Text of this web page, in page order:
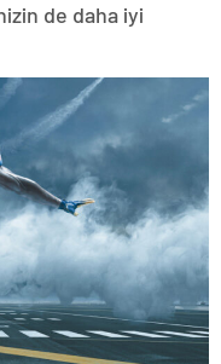
de daha iyi